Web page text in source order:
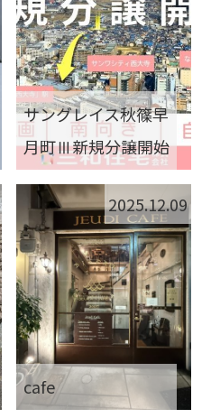
サングレイス秋篠早
月町Ⅲ新規分譲開始
2025.12.09
cafe